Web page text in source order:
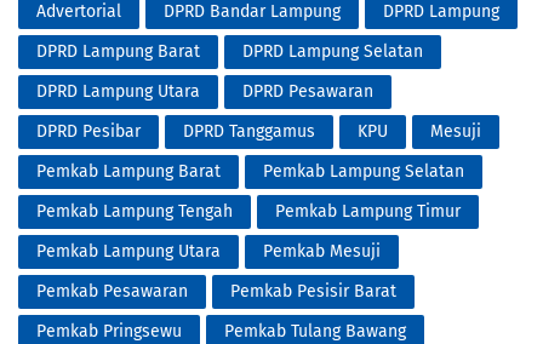
Advertorial DPRD Bandar Lampung
DPRD Lampung
DPRD Lampung Barat
DPRD Lampung Selatan
DPRD Lampung Utara
DPRD Pesawaran
DPRD Pesibar
DPRD Tanggamus KPU
Mesuji
Pemkab Lampung Barat
Pemkab Lampung Selatan
Pemkab Lampung Tengah
Pemkab Lampung Timur
Pemkab Lampung Utara
Pemkab Mesuji
Pemkab Pesawaran
Pemkab Pesisir Barat
Pemkab Pringsewu
Pemkab Tulang Bawang